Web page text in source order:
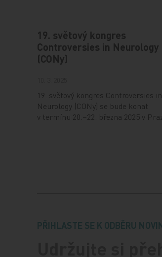
19. světový kongres
Controversies in Neurology
(CONy)
19. světový kongres Controversies in
Neurology (CONy) se bude konat
v termínu 20.–22. března 2025 v
PŘIHLASTE SE K ODBĚRU